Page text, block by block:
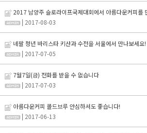
2017 남양주 슬로라이프국제대회에서 아름다운커피
| 2017-08-03
네팔 청년 바리스타 키샨과 수전을 서울에서 만나보세요!
| 2017-07-05
7월7일(금) 전화를 받을 수 없습니다
| 2017-07-03
아름다운커피 콜드브루 안심하셔도 좋습니다!
| 2017-06-13